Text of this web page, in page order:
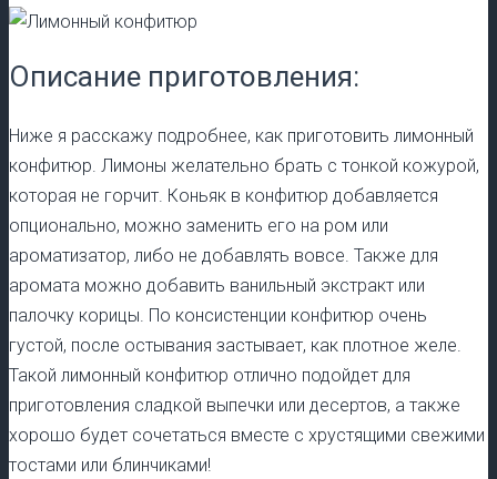
Описание приготовления:
Ниже я расскажу подробнее, как приготовить лимонный
конфитюр. Лимоны желательно брать с тонкой кожурой,
которая не горчит. Коньяк в конфитюр добавляется
опционально, можно заменить его на ром или
ароматизатор, либо не добавлять вовсе. Также для
аромата можно добавить ванильный экстракт или
палочку корицы. По консистенции конфитюр очень
густой, после остывания застывает, как плотное желе.
Такой лимонный конфитюр отлично подойдет для
приготовления сладкой выпечки или десертов, а также
хорошо будет сочетаться вместе с хрустящими свежими
тостами или блинчиками!